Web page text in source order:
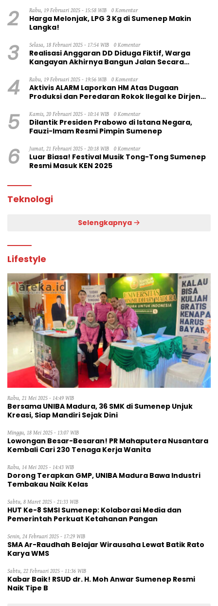
2 Rabu, 19 Februari 2025 - 15:58 WIB 0 Komentar
Harga Melonjak, LPG 3 Kg di Sumenep Makin
Langka!
3 Selasa, 18 Februari 2025 - 17:54 WIB 0 Komentar
Realisasi Anggaran DD Diduga Fiktif, Warga
Kangayan Akhirnya Bangun Jalan Secara
4 Rabu, 19 Februari 2025 - 19:56 WIB 0 Komentar
Aktivis ALARM Laporkan HM Atas Dugaan
Produksi dan Peredaran Rokok Ilegal ke Dirjen
5 Kamis, 20 Februari 2025 - 10:14 WIB 0 Komentar
Dilantik Presiden Prabowo di Istana Negara,
Fauzi-Imam Resmi Pimpin Sumenep
6 Jumat, 21 Februari 2025 - 20:18 WIB 0 Komentar
Luar Biasa! Festival Musik Tong-Tong Sumenep
Resmi Masuk KEN 2025
Teknologi
Selengkapnya
Lifestyle
Rabu, 21 Mei 2025 - 14:49 WIB
Bersama UNIBA Madura, 36 SMK di Sumenep Unjuk
Kreasi, Siap Mandiri Sejak Dini
Minggu, 18 Mei 2025 - 13:07 WIB
Lowongan Besar-Besaran! PR Mahaputera Nusantara
Kembali Cari 230 Tenaga Kerja Wanita
Rabu, 14 Mei 2025 - 14:43 WIB
Dorong Terapkan GMP, UNIBA Madura Bawa Industri
Tembakau Naik Kelas
Sabtu, 8 Maret 2025 - 21:33 WIB
HUT Ke-8 SMSI Sumenep: Kolaborasi Media dan
Pemerintah Perkuat Ketahanan Pangan
Senin, 24 Februari 2025 - 17:29 WIB
SMA Ar-Raudhah Belajar Wirausaha Lewat Batik Rato
Karya WMS
Sabtu, 22 Februari 2025 - 11:36 WIB
Kabar Baik! RSUD dr. H. Moh Anwar Sumenep Resmi
Naik Tipe B